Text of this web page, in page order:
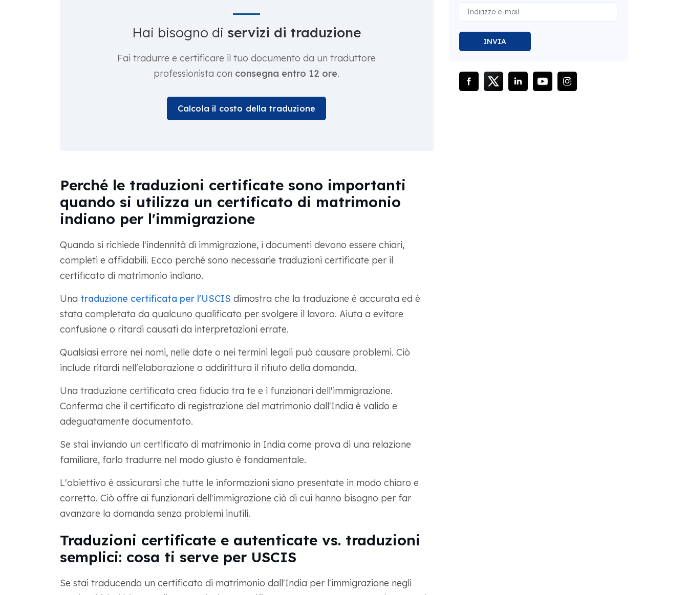
Hai bisogno di servizi di traduzione
Fai tradurre e certificare il tuo documento da un traduttore
professionista con consegna entro 12 ore.
Calcola il costo della traduzione
Perché le traduzioni certificate sono importanti
quando si utilizza un certificato di matrimonio
indiano per l'immigrazione
Quando si richiede l'indennità di immigrazione, i documenti devono essere chiari,
completi e affidabili. Ecco perché sono necessarie traduzioni certificate per il
certificato di matrimonio indiano.
Una traduzione certificata per l'USCIS dimostra che la traduzione è accurata ed è
stata completata da qualcuno qualificato per svolgere il lavoro. Aiuta a evitare
confusione o ritardi causati da interpretazioni errate.
Qualsiasi errore nei nomi, nelle date o nei termini legali può causare problemi. Ciò
include ritardi nell'elaborazione o addirittura il rifiuto della domanda.
Una traduzione certificata crea fiducia tra te e i funzionari dell'immigrazione.
Conferma che il certificato di registrazione del matrimonio dall'India è valido e
adeguatamente documentato.
Se stai inviando un certificato di matrimonio in India come prova di una relazione
familiare, farlo tradurre nel modo giusto è fondamentale.
L'obiettivo è assicurarsi che tutte le informazioni siano presentate in modo chiaro e
corretto. Ciò offre ai funzionari dell'immigrazione ciò di cui hanno bisogno per far
avanzare la domanda senza problemi inutili.
Traduzioni certificate e autenticate vs. traduzioni
semplici: cosa ti serve per USCIS
Se stai traducendo un certificato di matrimonio dall'India per l'immigrazione negli
INVIA